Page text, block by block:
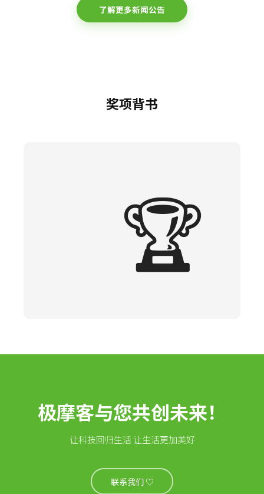
了解更多新闻公告
奖项背书
🏆
极摩客与您共创未来！
让科技回归生活 让生活更加美好
联系我们 ♡